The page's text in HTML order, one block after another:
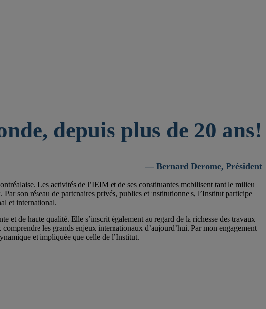
depuis plus de 20 ans!
— Bernard Derome, Président
Les activités de l’IEIM et de ses constituantes mobilisent tant le milieu
son réseau de partenaires privés, publics et institutionnels, l’Institut participe
et international.
de haute qualité. Elle s’inscrit également au regard de la richesse des travaux
les grands enjeux internationaux d’aujourd’hui. Par mon engagement
et impliquée que celle de l’Institut.